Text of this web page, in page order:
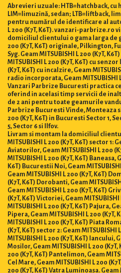
Abrevieri uzuale: HTB=hatchback, cu
LIM=limuzină, sedan; LTB=liftback,
pentru numărul de identificare al
L 200 (K7T, K6T). vanzari-parbrize.ro
domiciliul clientului o gama larga de
200 (K7T, K6T) originale, Pilkington,
Syg. Geam MITSUBISHI L 200 (K7T,
MITSUBISHI L 200 (K7T, K6T) cu
(K7T, K6T) cu incalzire, Geam
radio incorporata, Geam MITSUBISHI
Vanzari Parbrize Bucuresti practica
oferind in acelasi timp servicii de
de 2 ani pentru toate geamurile
Parbrize Bucuresti Vinde, Monteaza si
200 (K7T, K6T) in Bucuresti Sector 1,
5, Sector 6 si Ilfov.
Livram si montam la domiciliul
MITSUBISHI L 200 (K7T, K6T) sector 1:
Aviatorilor, Geam MITSUBISHI L 200
MITSUBISHI L 200 (K7T, K6T) Baneasa,
K6T) Bucurestii Noi, Geam
Geam MITSUBISHI L 200 (K7T, K6T)
(K7T, K6T) Dorobanti, Geam
Geam MITSUBISHI L 200 (K7T, K6T)
(K7T, K6T) Victoriei, Geam
MITSUBISHI L 200 (K7T, K6T) Pajura,
Pipera, Geam MITSUBISHI L 200 (K7T,
MITSUBISHI L 200 (K7T, K6T) Piata
(K7T, K6T) sector 2: Geam MITSUBISHI
MITSUBISHI L 200 (K7T, K6T) Iancului,
Mosilor, Geam MITSUBISHI L 200 (K7T,
200 (K7T, K6T) Pantelimon, Geam
Cel Mare, Geam MITSUBISHI L 200
200 (K7T, K6T) Vatra Luminoasa. Geam